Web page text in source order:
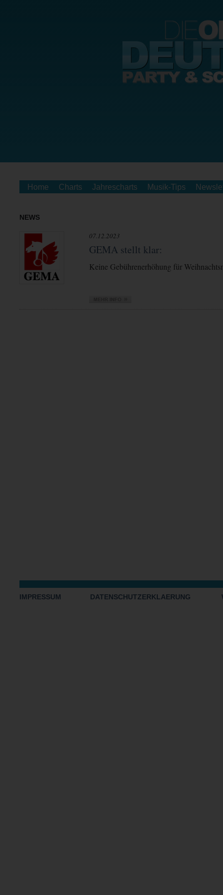
Home Charts Jahrescharts Musik-Tips
NEWS
07.12.2023
GEMA stellt klar:
Keine Gebührenerhöhung für
IMPRESSUM DATENSCHUTZERKLAERUNG